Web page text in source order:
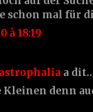
schon mal für
à 18:19
a
Kleinen denn